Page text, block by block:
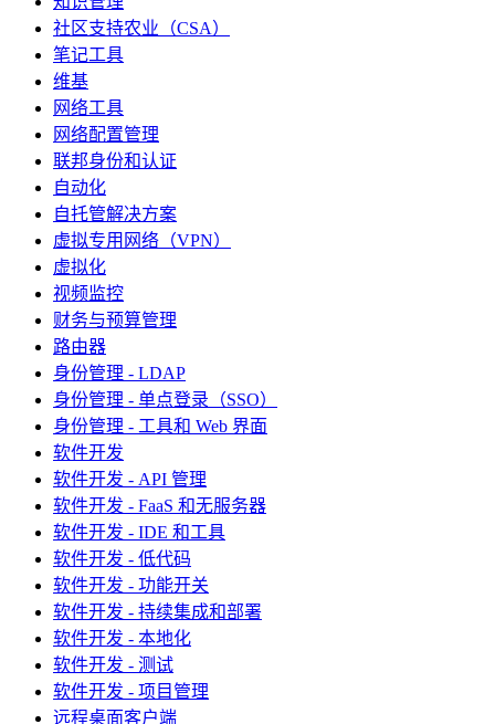
社区支持农业（CSA）
笔记工具
维基
网络工具
网络配置管理
联邦身份和认证
自动化
自托管解决方案
虚拟专用网络（VPN）
虚拟化
视频监控
财务与预算管理
路由器
身份管理 - LDAP
身份管理 - 单点登录（SSO）
身份管理 - 工具和 Web 界面
软件开发
软件开发 - API 管理
软件开发 - FaaS 和无服务器
软件开发 - IDE 和工具
软件开发 - 低代码
软件开发 - 功能开关
软件开发 - 持续集成和部署
软件开发 - 本地化
软件开发 - 测试
软件开发 - 项目管理
远程桌面客户端